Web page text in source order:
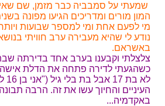
שמעתי על סמבביה כבר מזמן, שם
המון מורים ומדריכים הגיעו מפונה
מי לפעם אחת ומי למספר שבועות
נודע לי שהיא מעבירה ערב חוויתי
באשראם.
צלצלתי וקבענו בערב אחד בדירתה
כשהגעתי לדירה פתחה את הדלת אישה
לא בת 17 אבל בת בלי גיל ("אני בן 16 ל- 99").
העיניים והחיוך עשו את זה. הרבה
באקדמיה...